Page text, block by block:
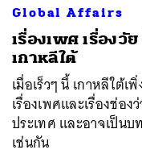
Global Affairs
เรื่องเพศ เรื่องวั
เกาหลีใต้
เมื่อเร็วๆ นี้ เกาหลีใต้
เรื่องเพศและเรื่องช่อ
ประเทศ และอาจเป็นบ
เช่นกัน